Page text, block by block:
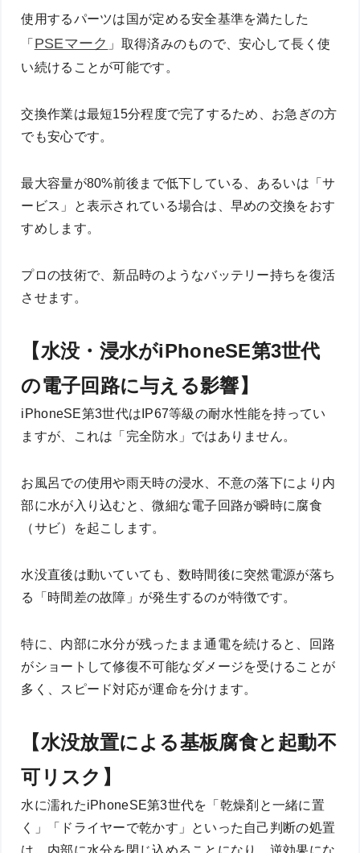
使用するパーツは国が定める安全基準を満たした
「 PSEマーク 」取得済みのもので、安心して長く使
い続けることが可能です。
交換作業は最短15分程度で完了するため、お急ぎの方
でも安心です。
最大容量が80%前後まで低下している、あるいは「サ
ービス」と表示されている場合は、早めの交換をおす
すめします。
プロの技術で、新品時のようなバッテリー持ちを復活
させます。
【水没・浸水がiPhoneSE第3世代
の電子回路に与える影響】
iPhoneSE第3世代はIP67等級の耐水性能を持ってい
ますが、これは「完全防水」ではありません。
お風呂での使用や雨天時の浸水、不意の落下により内
部に水が入り込むと、微細な電子回路が瞬時に腐食
（サビ）を起こします。
水没直後は動いていても、数時間後に突然電源が落ち
る「時間差の故障」が発生するのが特徴です。
特に、内部に水分が残ったまま通電を続けると、回路
がショートして修復不可能なダメージを受けることが
多く、スピード対応が運命を分けます。
【水没放置による基板腐食と起動不
可リスク】
水に濡れたiPhoneSE第3世代を「乾燥剤と一緒に置
く」「ドライヤーで乾かす」といった自己判断の処置
は、内部に水分を閉じ込めることになり、逆効果にな